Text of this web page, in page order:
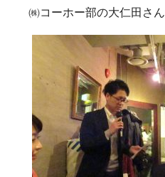
㈱コーホー部の大仁田さん